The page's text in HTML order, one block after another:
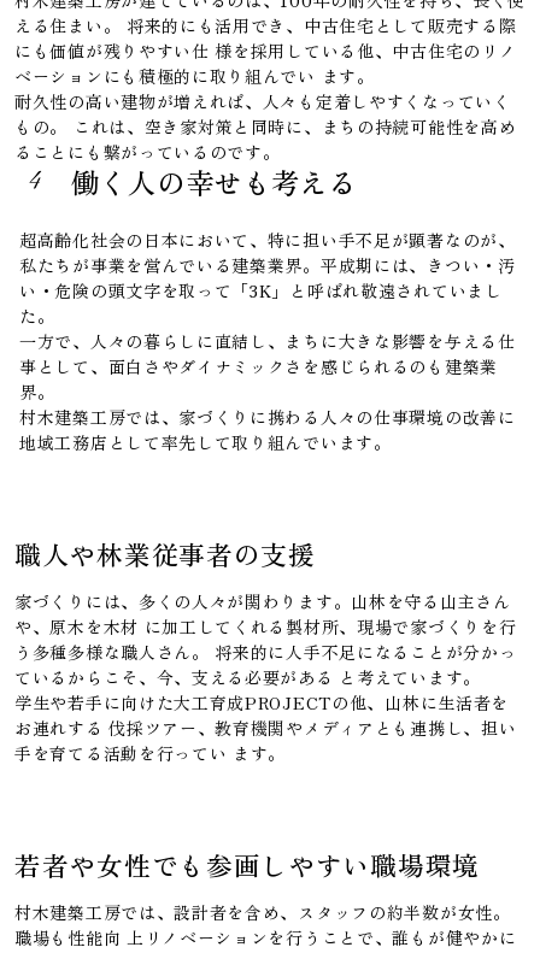
える住まい。 将来的にも活用でき、中古住宅として販売する際
にも価値が残りやすい仕 様を採用している他、中古住宅のリノ
ベーションにも積極的に取り組んでい ます。
耐久性の高い建物が増えれば、人々も定着しやすくなっていく
もの。 これは、空き家対策と同時に、まちの持続可能性を高め
ることにも繋がっているのです。
4 働く人の幸せも考える
超高齢化社会の日本において、特に担い手不足が顕著なのが、
私たちが事業を営んでいる建築業界。平成期には、きつい・汚
い・危険の頭文字を取って「3K」と呼ばれ敬遠されていまし
た。
一方で、人々の暮らしに直結し、まちに大きな影響を与える仕
事として、面白さやダイナミックさを感じられるのも建築業
界。
村木建築工房では、家づくりに携わる人々の仕事環境の改善に
地域工務店として率先して取り組んでいます。
職人や林業従事者の支援
家づくりには、多くの人々が関わります。山林を守る山主さん
や、原木を木材 に加工してくれる製材所、現場で家づくりを行
う多種多様な職人さん。 将来的に人手不足になることが分かっ
ているからこそ、今、支える必要がある と考えています。
学生や若手に向けた大工育成PROJECTの他、山林に生活者を
お連れする 伐採ツアー、教育機関やメディアとも連携し、担い
手を育てる活動を行ってい ます。
若者や女性でも参画しやすい職場環境
村木建築工房では、設計者を含め、スタッフの約半数が女性。
職場も性能向 上リノベーションを行うことで、誰もが健やかに